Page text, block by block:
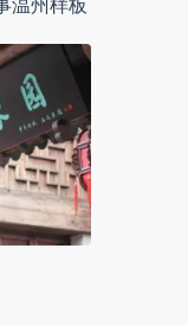
温州样板